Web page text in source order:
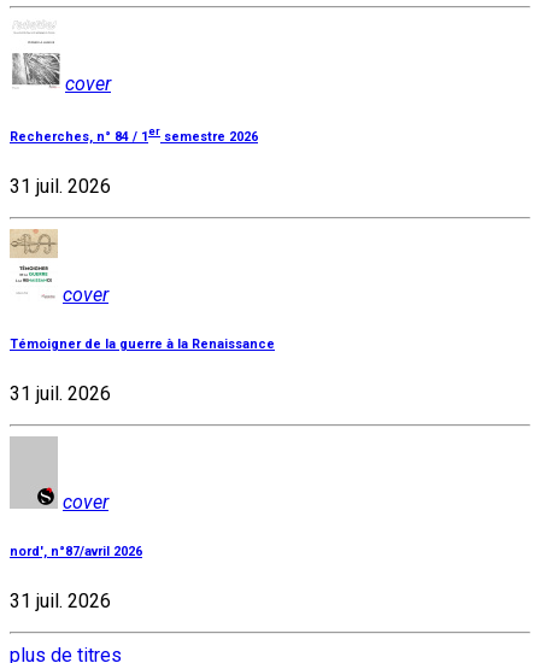
cover
Recherches, n° 84 / 1er semestre 2026
31 juil. 2026
cover
Témoigner de la guerre à la Renaissance
31 juil. 2026
cover
nord', n°87/avril 2026
31 juil. 2026
plus de titres